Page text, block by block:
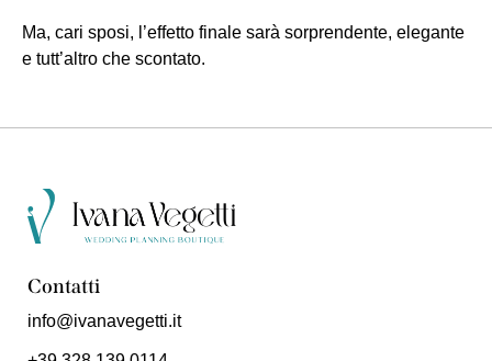
Ma, cari sposi, l’effetto finale sarà sorprendente, elegante
e tutt’altro che scontato.
Contatti
info@ivanavegetti.it